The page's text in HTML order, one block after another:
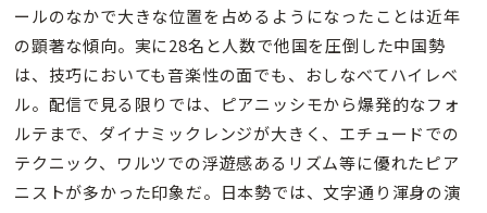
ールのなかで大きな位置を占めるようになったことは近年
の顕著な傾向。実に28名と人数で他国を圧倒した中国勢
は、技巧においても音楽性の面でも、おしなべてハイレベ
ル。配信で見る限りでは、ピアニッシモから爆発的なフォ
ルテまで、ダイナミックレンジが大きく、エチュードでの
テクニック、ワルツでの浮遊感あるリズム等に優れたピア
ニストが多かった印象だ。日本勢では、文字通り渾身の演